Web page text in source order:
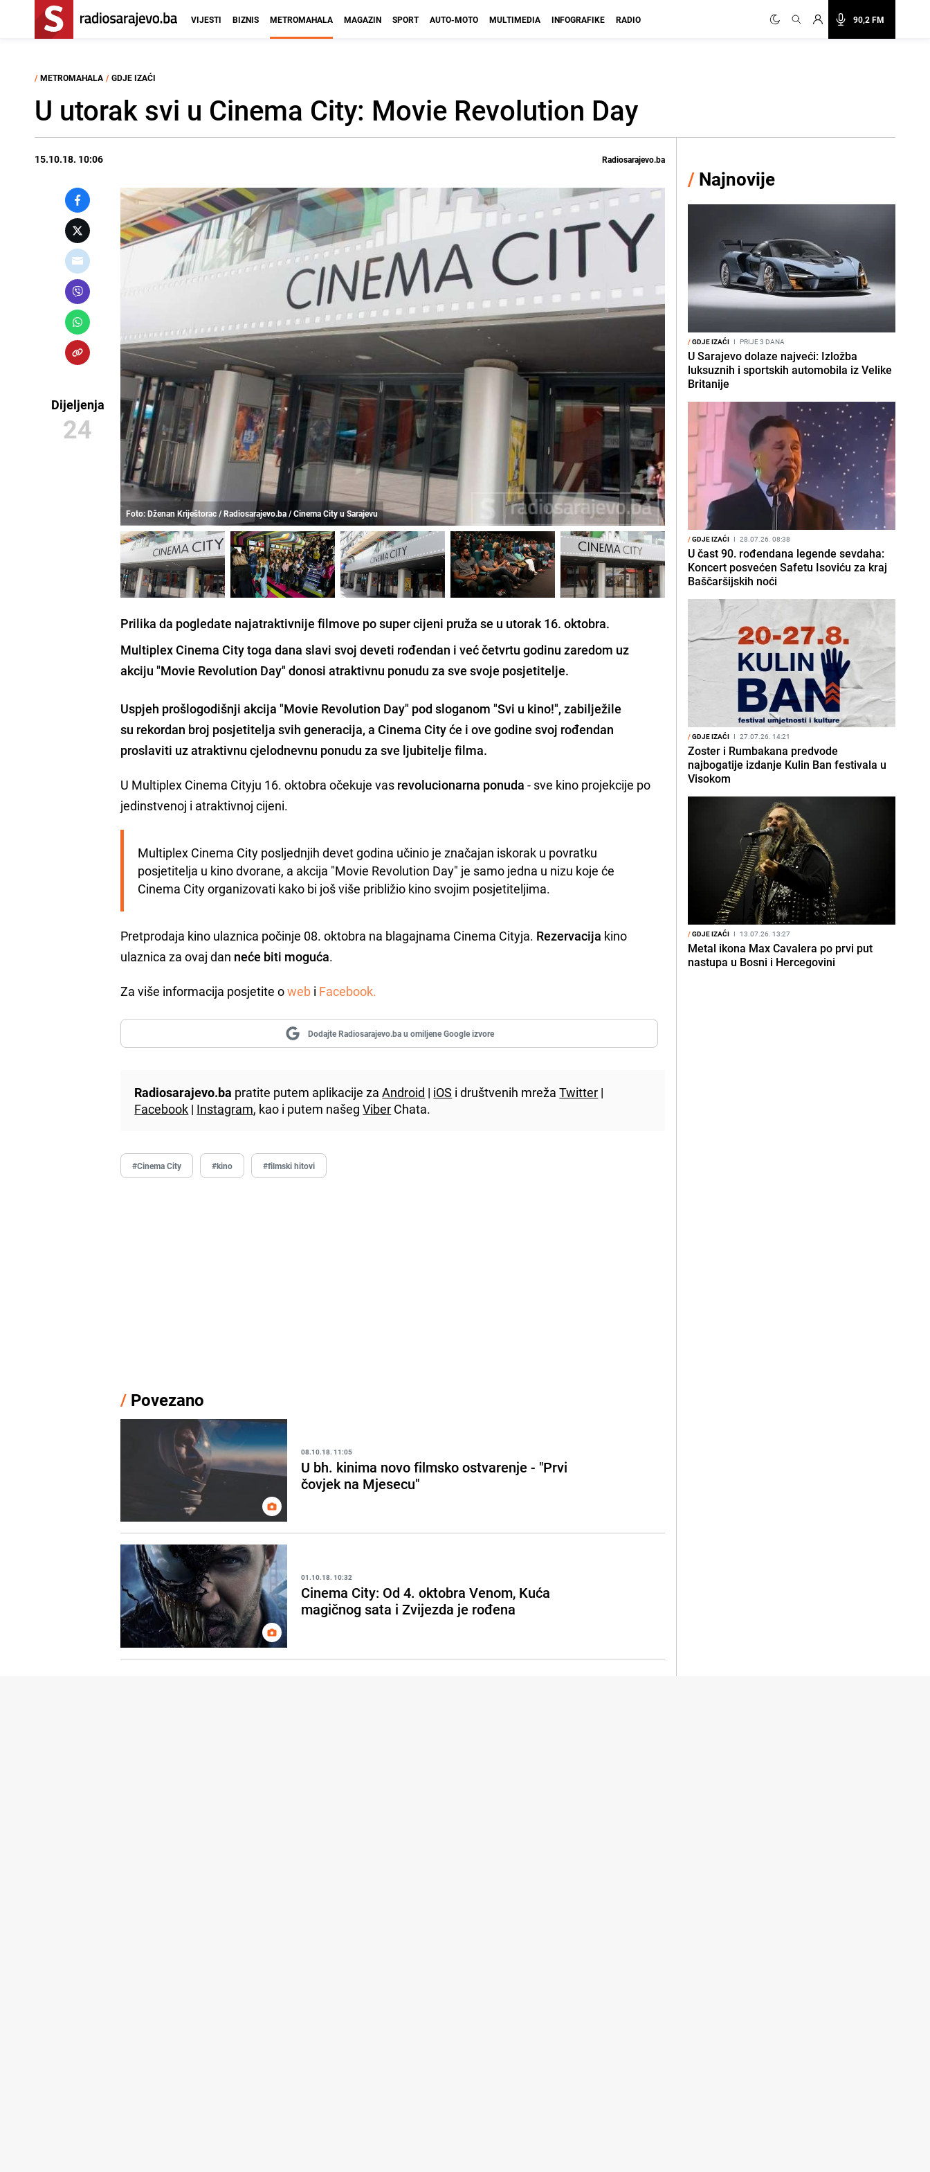
90,2 FM
VIJESTI BIZNIS METROMAHALA MAGAZIN SPORT AUTO-MOTO MULTIMEDIA INFOGRAFIKE RADIO
/ METROMAHALA / GDJE IZAĆI
U utorak svi u Cinema City: Movie Revolution Day
15.10.18. 10:06 Radiosarajevo.ba
Dijeljenja
24
Foto: Dženan Kriještorac / Radiosarajevo.ba / Cinema City u Sarajevu
Prilika da pogledate najatraktivnije filmove po super cijeni pruža se u utorak 16. oktobra.
Multiplex Cinema Citytoga dana slavi svojdeveti rođendan i već četvrtu godinu zaredom uz
akciju "Movie Revolution Day" donosi atraktivnu ponudu zasve svoje posjetitelje.
Uspjeh prošlogodišnjiakcija "Movie Revolution Day" pod sloganom "Svi u kino!", zabilježile
su rekordan broj posjetitelja svih generacija, a Cinema City će i ove godine svoj rođendan
proslaviti uz atraktivnu cjelodnevnu ponudu za sve ljubitelje filma.
U Multiplex Cinema Cityju 16. oktobra očekuje vas revolucionarna ponuda - sve kino projekcije po
jedinstvenoj i atraktivnoj cijeni.
Multiplex Cinema City posljednjih devet godina učinio je značajan iskorak u povratku
posjetitelja u kino dvorane, a akcija "Movie Revolution Day" je samo jedna u nizu koje će
Cinema City organizovati kako bi još više približio kino svojim posjetiteljima.
Pretprodaja kino ulaznica počinje 08. oktobra na blagajnama Cinema Cityja. Rezervacija kino
ulaznica za ovaj dan neće biti moguća.
Za više informacija posjetite oweb i Facebook.
Dodajte Radiosarajevo.ba u omiljene Google izvore
Radiosarajevo.ba pratite putem aplikacije zaAndroid | iOS i društvenih mrežaTwitter |
Facebook | Instagram, kao i putem našegViber Chata.
#Cinema City #kino #filmski hitovi
/ Povezano
08.10.18. 11:05
U bh. kinima novo filmsko ostvarenje - "Prvi
čovjek na Mjesecu"
01.10.18. 10:32
Cinema City: Od 4. oktobra Venom, Kuća
magičnog sata i Zvijezda je rođena
/ Najnovije
/GDJE IZAĆI I PRIJE 3 DANA
U Sarajevo dolaze najveći: Izložba
luksuznih i sportskih automobila iz Velike
Britanije
/GDJE IZAĆI I 28.07.26. 08:38
U čast 90. rođendana legende sevdaha:
Koncert posvećen Safetu Isoviću za kraj
Baščaršijskih noći
/GDJE IZAĆI I 27.07.26. 14:21
Zoster i Rumbakana predvode
najbogatije izdanje Kulin Ban festivala u
Visokom
/GDJE IZAĆI I 13.07.26. 13:27
Metal ikona Max Cavalera po prvi put
nastupa u Bosni i Hercegovini